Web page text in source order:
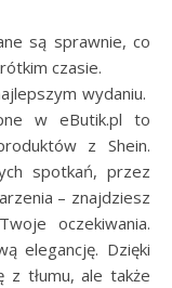
są sprawnie, co
czasie.
wydaniu.
w eButik.pl to
z Shein.
spotkań, przez
– znajdziesz
oczekiwania.
elegancję. Dzięki
z tłumu, ale także